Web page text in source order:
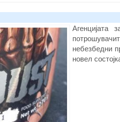
Агенцијата
небезбедни
новел